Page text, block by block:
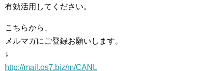
有効活用してください。
こちらから、
メルマガにご登録お願いします。
↓
http://mail.os7.biz/m/CANL